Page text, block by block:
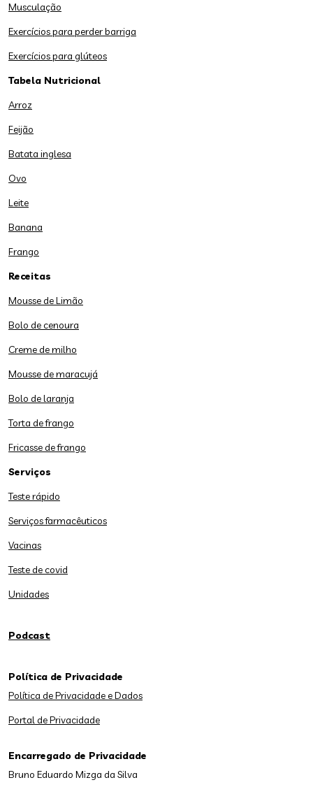
Musculação
Exercícios para perder barriga
Exercícios para glúteos
Tabela Nutricional
Arroz
Feijão
Batata inglesa
Ovo
Leite
Banana
Frango
Receitas
Mousse de Limão
Bolo de cenoura
Creme de milho
Mousse de maracujá
Bolo de laranja
Torta de frango
Fricasse de frango
Serviços
Teste rápido
Serviços farmacêuticos
Vacinas
Teste de covid
Unidades
Podcast
Política de Privacidade
Política de Privacidade e Dados
Portal de Privacidade
Encarregado de Privacidade
Bruno Eduardo Mizga da Silva